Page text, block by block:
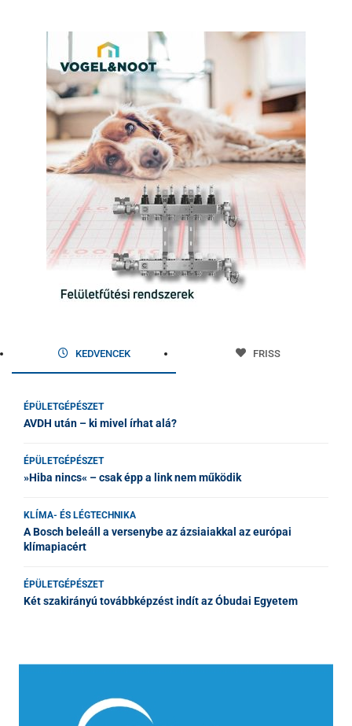
KEDVENCEK FRISS
ÉPÜLETGÉPÉSZET
AVDH után – ki mivel írhat alá?
ÉPÜLETGÉPÉSZET
»Hiba nincs« – csak épp a link nem működik
KLÍMA- ÉS LÉGTECHNIKA
A Bosch beleáll a versenybe az ázsiaiakkal az európai
klímapiacért
ÉPÜLETGÉPÉSZET
Két szakirányú továbbképzést indít az Óbudai Egyetem